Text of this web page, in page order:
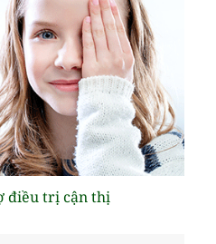
điều trị cận thị